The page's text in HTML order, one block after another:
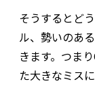
そうするとど
ル、勢いのあ
きます。つま
た大きなミス